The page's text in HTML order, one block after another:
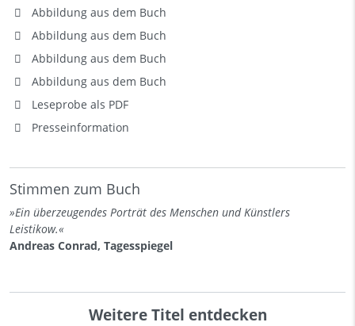
Abbildung aus dem Buch
Abbildung aus dem Buch
Abbildung aus dem Buch
Abbildung aus dem Buch
Leseprobe als PDF
Presseinformation
Stimmen zum Buch
»Ein überzeugendes Porträt des Menschen und Künstlers
Leistikow.«
Andreas Conrad, Tagesspiegel
Weitere Titel entdecken